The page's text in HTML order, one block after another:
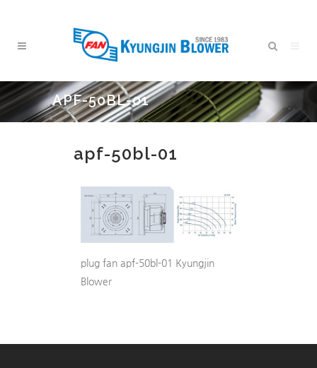
APF-50BL-01
apf-50bl-01
plug fan apf-50bl-01 Kyungjin
Blower